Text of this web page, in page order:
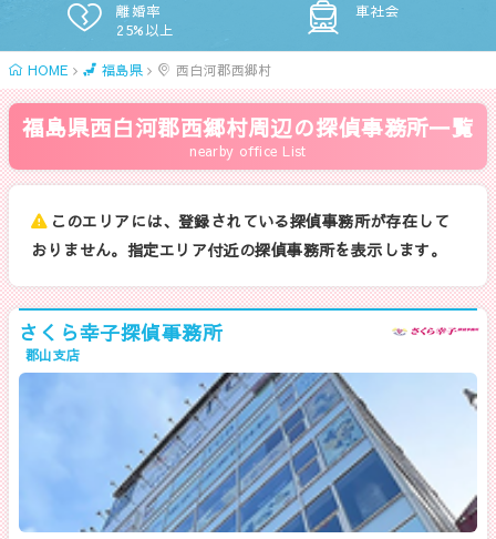
離婚率
25%以上
車社会
HOME 福島県 西白河郡西郷村
福島県西白河郡西郷村周辺の探偵事務所一覧
nearby office List
このエリアには、登録されている探偵事務所が存在して
おりません。指定エリア付近の探偵事務所を表示します。
さくら幸子探偵事務所
郡山支店